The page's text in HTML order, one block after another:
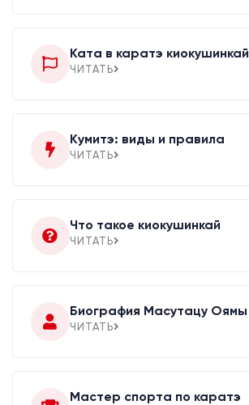
Ката в каратэ киокушинкай
ЧИТАТЬ
Кумитэ: виды и правила
ЧИТАТЬ
Что такое киокушинкай
ЧИТАТЬ
Биография Масутацу Оямы
ЧИТАТЬ
Мастер спорта по каратэ